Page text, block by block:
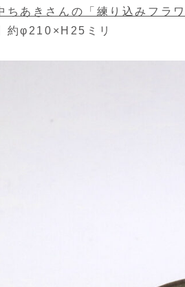
ちあきさんの「練り込みフラ
約φ210×H25ミリ